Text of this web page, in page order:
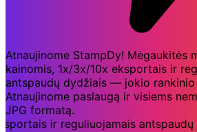
Atnaujinome StampDy! Mėgaukitės
kainomis, 1x/3x/10x eksportais ir
antspaudų dydžiais — jokio rankinio
Atnaujinome paslaugą ir visiems
JPG formatą.
ir reguliuojamais antspaudų